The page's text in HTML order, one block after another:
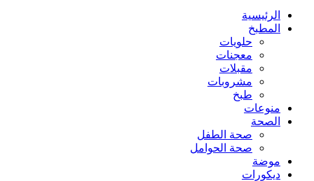
الرئيسية
المطبخ
حلويات
معجنات
مقبلات
مشروبات
طبخ
منوعات
الصحة
صحة الطفل
صحة الحوامل
موضة
ديكورات